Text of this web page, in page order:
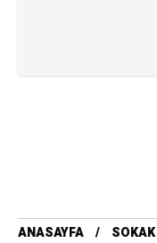
ANASAYFA
SOKAK